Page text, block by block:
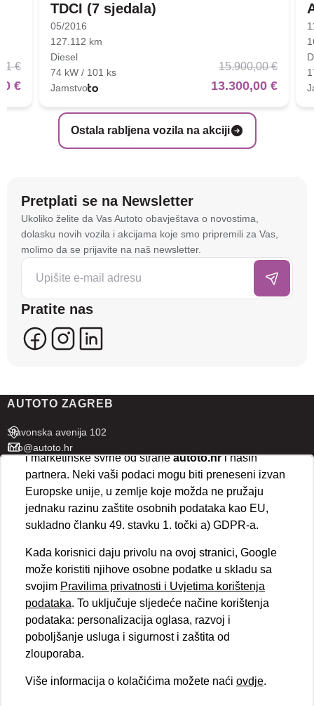
Ostala rabljena vozila na akciji
€
€
TDCI (7 sjedala)
05/2016
127.112 km
Diesel
74 kW / 101 ks
Jamstvo
15.900,00 €
13.300,00 €
Pretplati se na Newsletter
Ukoliko želite da Vas Autoto obavještava o novostima,
dolasku novih vozila i akcijama koje smo pripremili za Vas,
molimo da se prijavite na naš newsletter.
Pratite nas
AUTOTO ZAGREB
Slavonska avenija 102
info@autoto.hr
Pon - Pet 07:30-18:00
Sub 08:00-13:00
AUTOTO SPLIT
info@autoto.hr
Pon - Pet 08:00-17:00
Sub 08:00-13:00
BRZI LINKOVI
Novosti
Politika privatnosti
VELEPRODAJA
Na stranici
tehnologije kako bismo spremali i pristupali
informacijama na vašem uređaju. To nam omogućuje
da poboljšamo funkcionalnost stranice, analiziramo
posjećenost te prikazujemo personalizirane oglase i
sadržaje koji bi vas mogli zanimati. U tu svrhu mogu
se kreirati korisnički profili koji povezuju podatke s
više uređaja i web lokacija. Naši partneri također
koriste ove tehnologije.
ispravno funkcioniranje stranice. Odabirom
kolačića na vaš uređaj i njihovu obradu za analitičke
i marketinške svrhe od straneautoto.hri naših
partnera. Neki vaši podaci mogu biti preneseni izvan
Europske unije, u zemlje koje možda ne pružaju
jednaku razinu zaštite osobnih podataka kao EU,
sukladno članku 49. stavku 1. točki a) GDPR-a.
Kada korisnici daju privolu na ovoj stranici, Google
može koristiti njihove osobne podatke u skladu sa
svojim Pravilima privatnosti i Uvjetima korištenja
podataka. To uključuje sljedeće načine korištenja
podataka: personalizacija oglasa, razvoj i
poboljšanje usluga i sigurnost i zaštita od
zlouporaba.
Više informacija o kolačićima možete naći ovdje.